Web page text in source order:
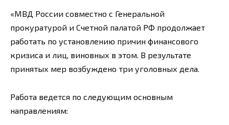
«МВД России совместно с Генеральной
прокуратурой и Счетной палатой РФ продолжает
работать по установлению причин финансового
кризиса и лиц, виновных в этом. В результате
принятых мер возбуждено три уголовных дела.
Работа ведется по следующим основным
направлениям: